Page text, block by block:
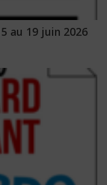
au 19 juin 2026